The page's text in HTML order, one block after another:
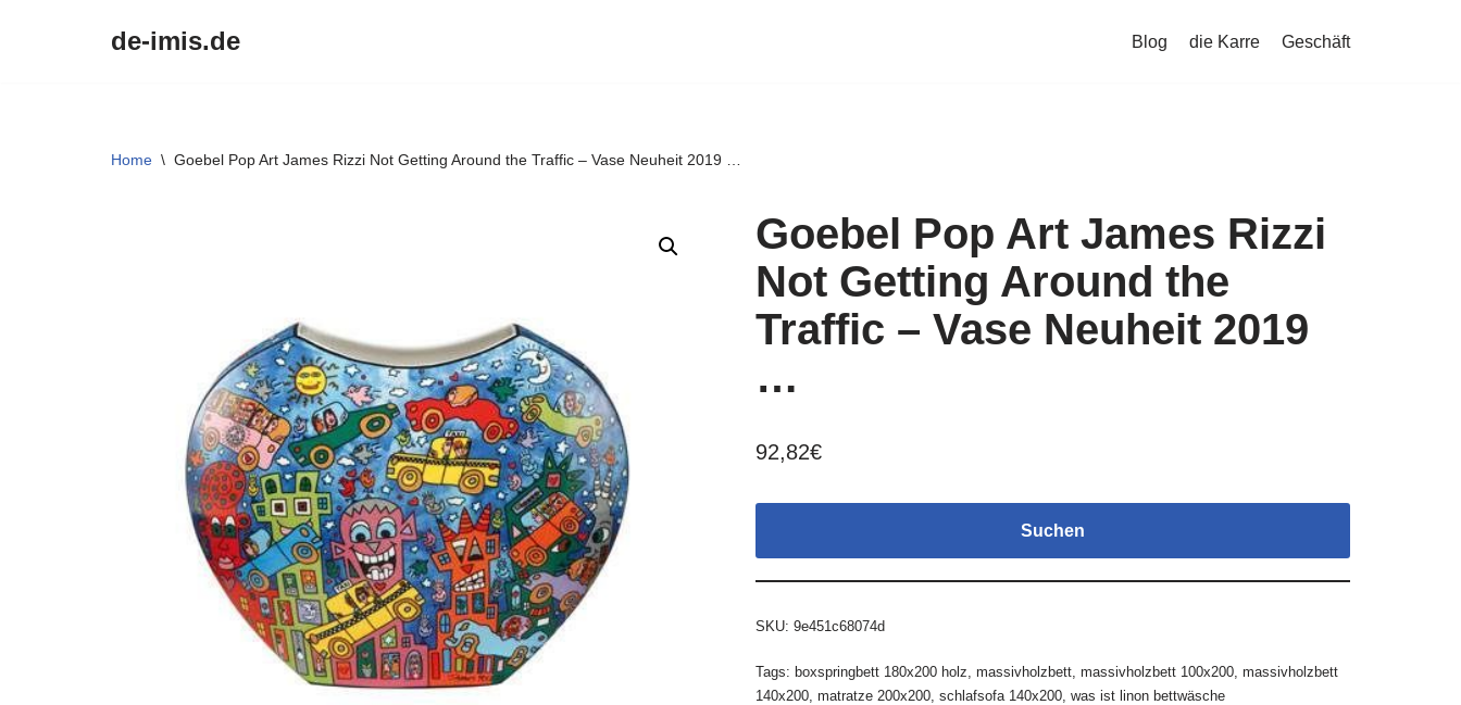
de-imis.de Blog die Karre Geschäft
Home \ Goebel Pop Art James Rizzi Not Getting Around the Traffic – Vase Neuheit 2019 …
Goebel Pop Art James Rizzi
Not Getting Around the
Traffic – Vase Neuheit 2019
…
92,82€
Suchen
SKU: 9e451c68074d
Tags: boxspringbett 180x200 holz, massivholzbett, massivholzbett 100x200, massivholzbett
140x200, matratze 200x200, schlafsofa 140x200, was ist linon bettwäsche